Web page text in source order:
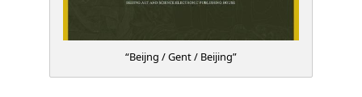
“Beijng / Gent / Beijing”